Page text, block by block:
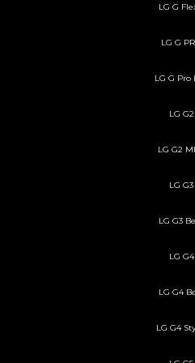
LG G
LG G
LG G Pro
LG G2
LG G2
LG G3
LG G3
LG G4
LG G4
LG G4